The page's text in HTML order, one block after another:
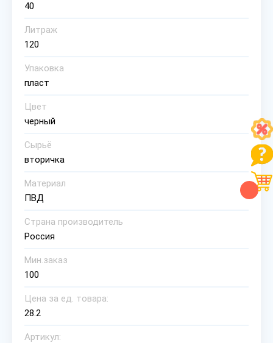
40
Литраж
120
Упаковка
пласт
Цвет
черный
Сырьё
вторичка
Материал
ПВД
Страна производитель
Россия
Мин.заказ
100
Цена за ед. товара:
28.2
Артикул: